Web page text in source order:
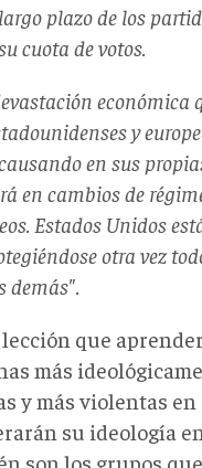
plazo de los
cuota de votos.
económica
y
en sus
en cambios de
Estados Unidos
otra vez
demás".
que
más
y más violentas
su ideología
son los grupos que